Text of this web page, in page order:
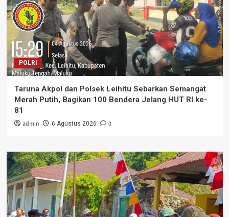
POLRI
Taruna Akpol dan Polsek Leihitu Sebarkan Semangat
Merah Putih, Bagikan 100 Bendera Jelang HUT RI ke-
81
admin 6 Agustus 2026 0